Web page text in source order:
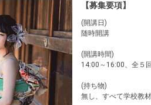
【募集要項】
(開講日)
随時開講
(開講時間)
14:00～16:00、全５
(持ち物)
無し、すべて学校教